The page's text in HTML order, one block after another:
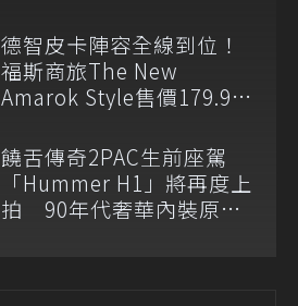
德智皮卡陣容全線到位！
福斯商旅The New
Amarok Style售價179.9萬
饒舌傳奇2PAC生前座駕
「Hummer H1」將再度上
拍 90年代奢華內裝原汁